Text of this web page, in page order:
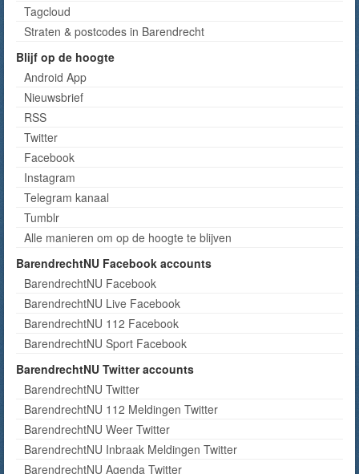
Tagcloud
Straten & postcodes in Barendrecht
Blijf op de hoogte
Android App
Nieuwsbrief
RSS
Twitter
Facebook
Instagram
Telegram kanaal
Tumblr
Alle manieren om op de hoogte te blijven
BarendrechtNU Facebook accounts
BarendrechtNU Facebook
BarendrechtNU Live Facebook
BarendrechtNU 112 Facebook
BarendrechtNU Sport Facebook
BarendrechtNU Twitter accounts
BarendrechtNU Twitter
BarendrechtNU 112 Meldingen Twitter
BarendrechtNU Weer Twitter
BarendrechtNU Inbraak Meldingen Twitter
BarendrechtNU Agenda Twitter